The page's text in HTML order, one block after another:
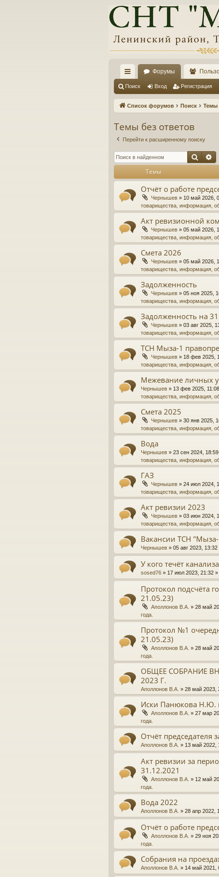
с
ы
и
Форумы
Поиск Вход Регистрация
Список форумов Поиск Темы
Темы без ответов
Перейти к расширенному поиску
Поиск
Темы
Отчёт о работе
Чернышев » 10 май 2026,
товарищества, информация,
Акт ревизионной
Чернышев » 05 май 2026,
товарищества, информация,
Смета 2026
Чернышев » 05 май 2026,
товарищества, информация,
Задолженность
Чернышев » 05 ноя 2025,
товарищества, информация,
Задолженность на
Чернышев » 03 авг 2025,
товарищества, информация,
ТСН Мыза-1
Чернышев » 18 фев 2025,
товарищества, информация,
Межевание личных
Чернышев » 13 фев 2025, 11:08
товарищества, информация,
Смета 2025
Чернышев » 30 янв 2025,
товарищества, информация,
Вода
Чернышев » 23 сен 2024, 18:59
товарищества, информация,
ГАЗ
Чернышев » 24 июл 2024,
товарищества, информация,
Акт ревизии 2023
Чернышев » 03 июн 2024,
товарищества, информация,
Вакансии ТСН
Чернышев » 05 авг 2023, 13:32
У кого течёт
sosed76 » 17 июл 2023, 21:32
Протокол подсчёта
21.05.23)
Аполлонов В.А. » 28 май
года.
Протокол №1
21.05.23)
Аполлонов В.А. » 28 май
года.
ОБЩЕЕ СОБРАНИЕ
2023 Г.
Аполлонов В.А. » 28 май 2023,
Иски Панюкова Н.Ю.
Аполлонов В.А. » 27 мар
года.
Отчёт председателя
Аполлонов В.А. » 13 май 2022,
Акт ревизии за
31.12.2021
Аполлонов В.А. » 12 май
года.
Вода 2022
Аполлонов В.А. » 28 апр 2022,
Отчёт о работе
Аполлонов В.А. » 29 ноя
года.
Собрания на
Аполлонов В.А. » 14 май 2021,